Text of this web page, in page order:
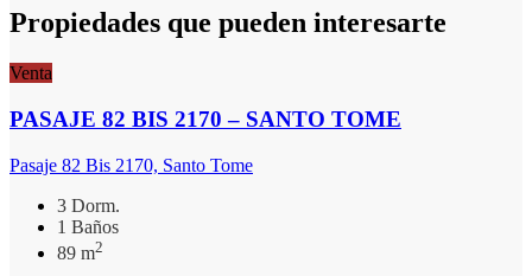
Propiedades que pueden interesarte
Venta
PASAJE 82 BIS 2170 – SANTO TOME
Pasaje 82 Bis 2170, Santo Tome
3 Dorm.
1 Baños
89 m2